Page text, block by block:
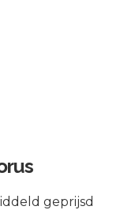
geprijsd